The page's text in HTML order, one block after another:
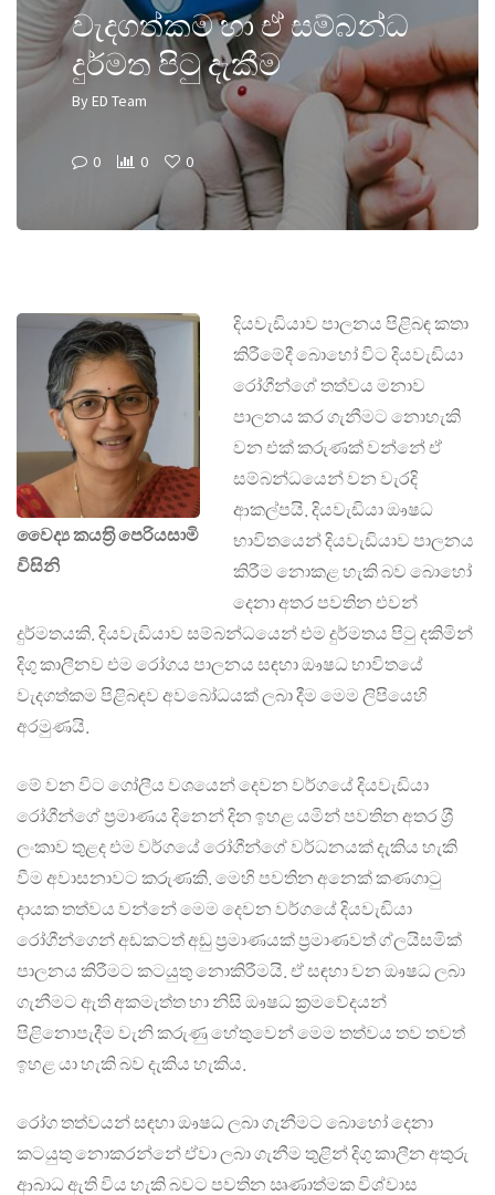
වැදගත්කම හා ඒ සම්බන්ධ
දුර්මත පිටු දැකීම
ByED Team
0 0 0
වෛද්‍ය කයත‍්‍රි පෙරියසාමි
විසිනි
දියවැඩියාව පාලනය පිළිබඳ කතා
කිරීමේදී බොහෝ විට දියවැඩියා
රෝගීන්ගේ තත්වය මනාව
පාලනය කර ගැනීමට නොහැකි
වන එක් කරුණක් වන්නේ ඒ
සම්බන්ධයෙන් වන වැරදි
ආකල්පයි. දියවැඩියා ඖෂධ
භාවිතයෙන් දියවැඩියාව පාලනය
කිරීම නොකළ හැකි බව බොහෝ
දෙනා අතර පවතින එවන්
දුර්මතයකි. දියවැඩියාව සම්බන්ධයෙන් එම දුර්මතය පිටු දකිමින්
දිගු කාලීනව එම රෝගය පාලනය සඳහා ඖෂධ භාවිතයේ
වැදගත්කම පිළිබඳව අවබෝධයක් ලබා දීම මෙම ලිපියෙහි
අරමුණයි.
මේ වන විට ගෝලීය වශයෙන් දෙවන වර්ගයේ දියවැඩියා
රෝගීන්ගේ ප‍්‍රමාණය දිනෙන් දින ඉහළ යමින් පවතින අතර ශ‍්‍රී
ලංකාව තුළද එම වර්ගයේ රෝගීන්ගේ වර්ධනයක් දැකිය හැකි
වීම අවාසනාවට කරුණකි. මෙහි පවතින අනෙක් කණගාටු
දායක තත්වය වන්නේ මෙම දෙවන වර්ගයේ දියවැඩියා
රෝගීන්ගෙන් අඩකටත් අඩු ප‍්‍රමාණයක් ප‍්‍රමාණවත් ග්ලයිසමික්
පාලනය කිරීමට කටයුතු නොකිරීමයි. ඒ සඳහා වන ඖෂධ ලබා
ගැනීමට ඇති අකමැත්ත හා නිසි ඖෂධ ක‍්‍රමවේදයන්
පිළිනොපැදීම වැනි කරුණු හේතුවෙන් මෙම තත්වය තව තවත්
ඉහළ යා හැකි බව දැකිය හැකිය.
රෝග තත්වයන් සඳහා ඖෂධ ලබා ගැනීමට බොහෝ දෙනා
කටයුතු නොකරන්නේ ඒවා ලබා ගැනීම තුළින් දිගු කාලීන අතුරු
ආබාධ ඇති විය හැකි බවට පවතින ඍණාත්මක විශ්වාස